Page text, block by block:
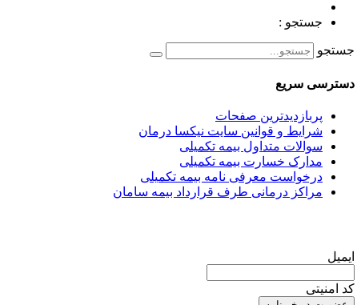
جستجو :
جستجو
دسترسی سریع
پربازدیدترین صفحات
شرایط و قوانین سایت نیکسا درمان
سوالات متداول بیمه تکمیلی
مدارک خسارت بیمه تکمیلی
درخواست معرفی نامه بیمه تکمیلی
مراکز درمانی طرف قرارداد بیمه سامان
ایمیل
کد امنیتی